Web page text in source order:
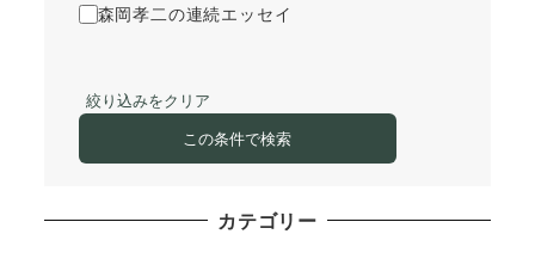
森岡孝二の連続エッセイ
絞り込みをクリア
この条件で検索
カテゴリー